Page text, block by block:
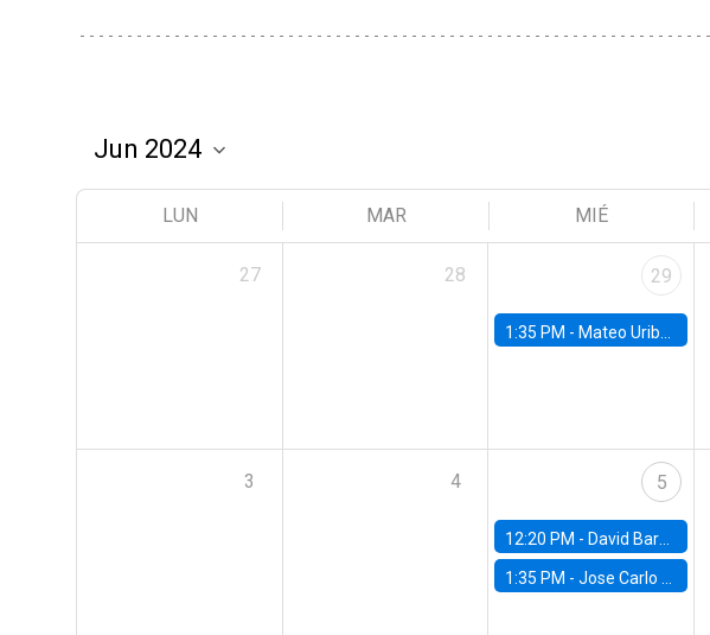
LUN MAR MIÉ
27 28 29
1:35 PM - Mateo Uribe-Castro, Universidad de los Andes (Colombia)
3 4 5
12:20 PM - David Bardey, Universidad de los Andes - CEDE
1:35 PM -Jose Carlo Bermudez, UC (ME) & World Bank